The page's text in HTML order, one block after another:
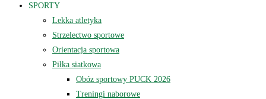
SPORTY
Lekka atletyka
Strzelectwo sportowe
Orientacja sportowa
Piłka siatkowa
Obóz sportowy PUCK 2026
Treningi naborowe